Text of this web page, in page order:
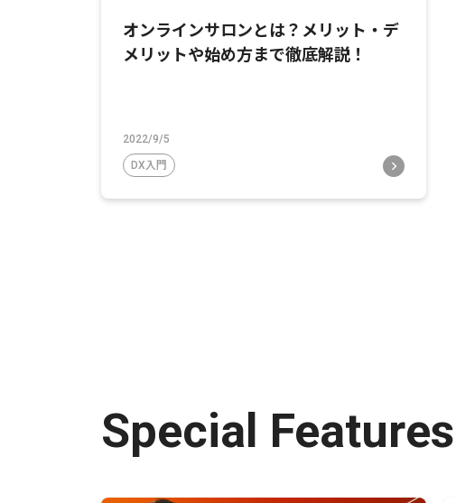
オンラインサロンとは？メリット・デ
メリットや始め方まで徹底解説！
2022/9/5
DX入門
Special Features